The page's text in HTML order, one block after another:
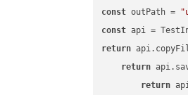
const outPath =
const
return
return
return